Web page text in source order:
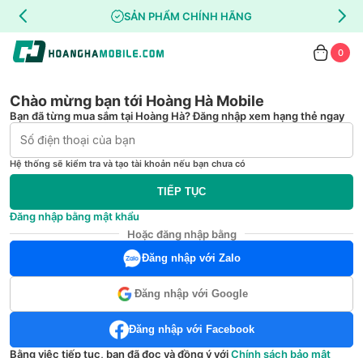
SẢN PHẨM CHÍNH HÃNG
0
Chào mừng bạn tới Hoàng Hà Mobile
Bạn đã từng mua sắm tại Hoàng Hà? Đăng nhập xem hạng thẻ ngay
Hệ thống sẽ kiểm tra và tạo tài khoản nếu bạn chưa có
TIẾP TỤC
Đăng nhập bằng mật khẩu
Hoặc đăng nhập bằng
Đăng nhập với Zalo
Đăng nhập với Google
Đăng nhập với Facebook
Bằng việc tiếp tục, bạn đã đọc và đồng ý vớiChính sách bảo mật